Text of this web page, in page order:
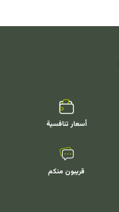
أسعار تنافسية
قريبون منكم